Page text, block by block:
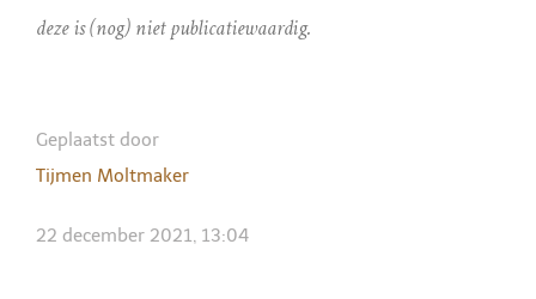
deze is (nog) niet publicatiewaardig.
Geplaatst door
Tijmen Moltmaker
22 december 2021, 13:04